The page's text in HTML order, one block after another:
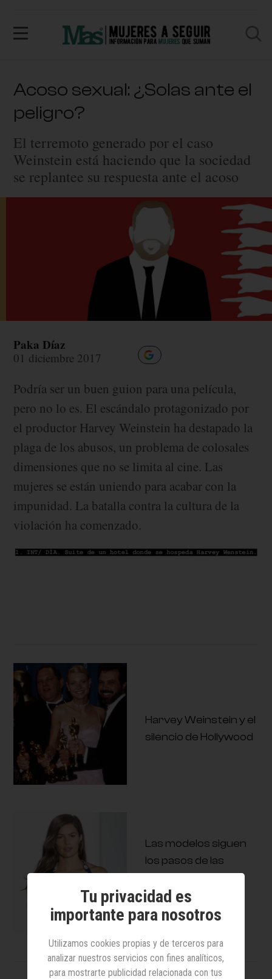
Acoso sexual: ¿Solas ante el
peligro?
El terremoto generado por el caso
Weinstein está haciendo que la sociedad
se replantee su respuesta ante el acoso
Paka Díaz
01 diciembre 2017
Podría ser un buen guion para una película,
pero no lo es. El escándalo protagonizado por
el productor Harvey Weinstein ha destapado la
plaga de los abusos, un problema de colosales
dimensiones que no se limita al cine. Las
mujeres se están uniendo para acabar con la
impunidad. La batalla contra la cultura de la
violación ha comenzado.
Harvey Weinstein y el
silencio de Hollywood
Las modelos siguen
los pasos de las
actrices y se unen
para denunciar el
acoso sexual
Tu privacidad es
importante para nosotros
Utilizamos cookies propias y de terceros para
analizar nuestros servicios con fines analíticos,
para mostrarte publicidad relacionada con tus